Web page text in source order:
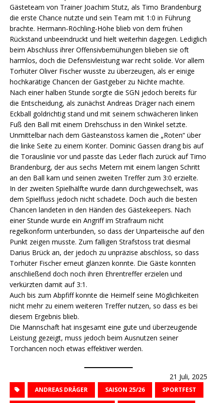
Gästeteam von Trainer Joachim Stutz, als Timo Brandenburg
die erste Chance nutzte und sein Team mit 1:0 in Führung
brachte. Hermann-Röchling-Höhe blieb von dem frühen
Rückstand unbeeindruckt und hielt weiterhin dagegen. Lediglich
beim Abschluss ihrer Offensivbemühungen blieben sie oft
harmlos, doch die Defensivleistung war recht solide. Vor allem
Torhüter Oliver Fischer wusste zu überzeugen, als er einige
hochkarätige Chancen der Gastgeber zu Nichte machte.
Nach einer halben Stunde sorgte die SGN jedoch bereits für
die Entscheidung, als zunächst Andreas Dräger nach einem
Eckball goldrichtig stand und mit seinem schwächeren linken
Fuß den Ball mit einem Drehschuss in den Winkel setzte.
Unmittelbar nach dem Gästeanstoss kamen die „Roten“ über
die linke Seite zu einem Konter. Dominic Gassen drang bis auf
die Torauslinie vor und passte das Leder flach zurück auf Timo
Brandenburg, der aus sechs Metern mit einem langen Schritt
an den Ball kam und seinen zweiten Treffer zum 3:0 erzielte.
In der zweiten Spielhälfte wurde dann durchgewechselt, was
dem Spielfluss jedoch nicht schadete. Doch auch die besten
Chancen landeten in den Händen des Gästekeepers. Nach
einer Stunde wurde ein Angriff im Strafraum nicht
regelkonform unterbunden, so dass der Unparteiische auf den
Punkt zeigen musste. Zum fälligen Strafstoss trat diesmal
Darius Brück an, der jedoch zu unpräzise abschloss, so dass
Torhüter Fischer erneut glänzen konnte. Die Gäste konnten
anschließend doch noch ihren Ehrentreffer erzielen und
verkürzten damit auf 3:1.
Auch bis zum Abpfiff konnte die Heimelf seine Möglichkeiten
nicht mehr zu einem weiteren Treffer nutzen, so dass es bei
diesem Ergebnis blieb.
Die Mannschaft hat insgesamt eine gute und überzeugende
Leistung gezeigt, muss jedoch beim Ausnutzen seiner
Torchancen noch etwas effektiver werden.
21 Juli, 2025
ANDREAS DRÄGER SAISON 25/26 SPORTFEST